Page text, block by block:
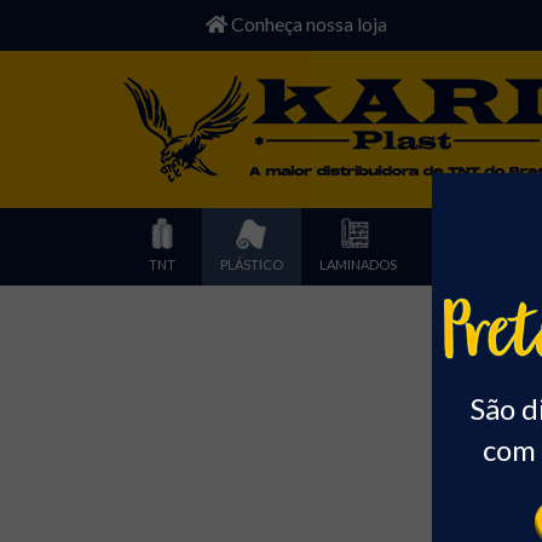
Conheça nossa loja
TNT PLÁSTICO LAMINADOS
Início
São